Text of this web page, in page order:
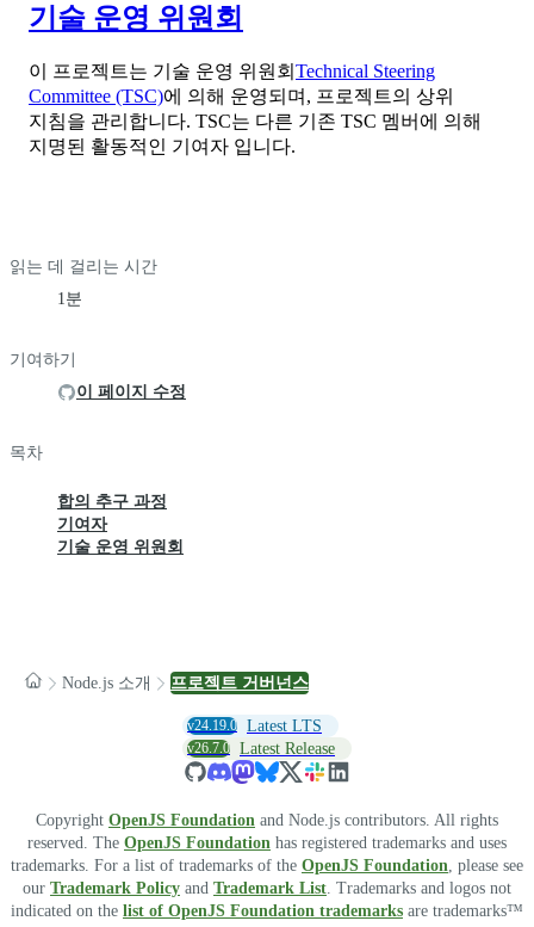
기술 운영 위원회
이 프로젝트는 기술 운영 위원회 Technical Steering
Committee (TSC)에 의해 운영되며, 프로젝트의 상위
지침을 관리합니다. TSC는 다른 기존 TSC 멤버에 의해
지명된 활동적인 기여자 입니다.
읽는 데 걸리는 시간
1분
기여하기
이 페이지 수정
목차
합의 추구 과정
기여자
기술 운영 위원회
Node.js 소개 프로젝트 거버넌스
v24.19.0 Latest LTS
v26.7.0 Latest Release
Copyright OpenJS Foundation and Node.js contributors. All rights
reserved. The OpenJS Foundation has registered trademarks and uses
trademarks. For a list of trademarks of the OpenJS Foundation, please see
our Trademark Policy and Trademark List. Trademarks and logos not
indicated on the list of OpenJS Foundation trademarks are trademarks™